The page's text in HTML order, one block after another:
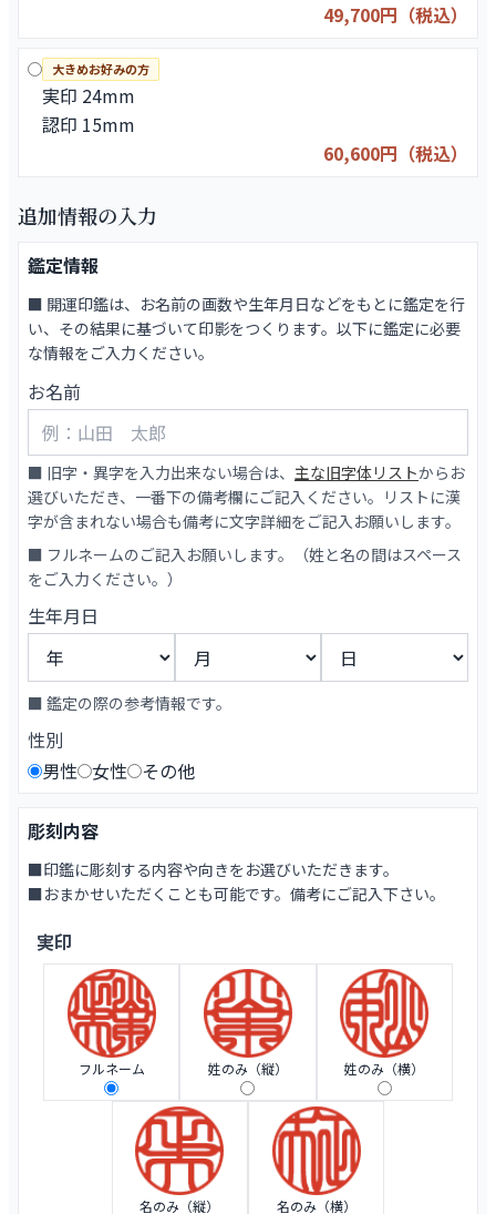
49,700円（税込）
大きめお好みの方
実印 24mm
認印 15mm
60,600円（税込）
追加情報の入力
鑑定情報
■ 開運印鑑は、お名前の画数や生年月日などをもとに鑑定を行
い、その結果に基づいて印影をつくります。以下に鑑定に必要
な情報をご入力ください。
お名前
■ 旧字・異字を入力出来ない場合は、 主な旧字体リストからお
選びいただき、一番下の備考欄にご記入ください。リストに漢
字が含まれない場合も備考に文字詳細をご記入お願いします。
■ フルネームのご記入お願いします。（姓と名の間はスペース
をご入力ください。）
生年月日
■ 鑑定の際の参考情報です。
性別
男性 女性 その他
彫刻内容
■印鑑に彫刻する内容や向きをお選びいただきます。
■おまかせいただくことも可能です。備考にご記入下さい。
実印
フルネーム 姓のみ（縦） 姓のみ（横）
名のみ（縦） 名のみ（横）